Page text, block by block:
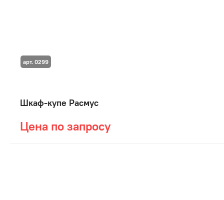
Шкаф-купе Расмус
Цена по запросу
арт. 0299